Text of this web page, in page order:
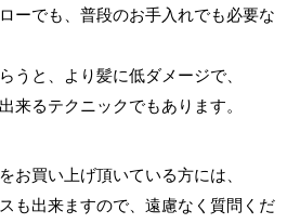
ーでも、普段のお手入れでも必要な
うと、より髪に低ダメージで、
来るテクニックでもあります。
お買い上げ頂いている方には、
も出来ますので、遠慮なく質問くだ